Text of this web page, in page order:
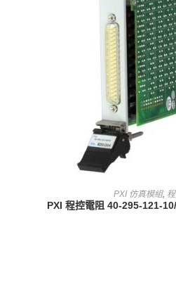
查看內容
PXI 仿真模組,
PXI 程控電阻 40-295-121-